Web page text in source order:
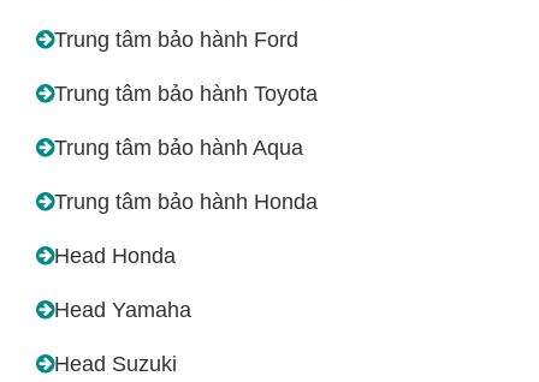
Trung tâm bảo hành Ford
Trung tâm bảo hành Toyota
Trung tâm bảo hành Aqua
Trung tâm bảo hành Honda
Head Honda
Head Yamaha
Head Suzuki